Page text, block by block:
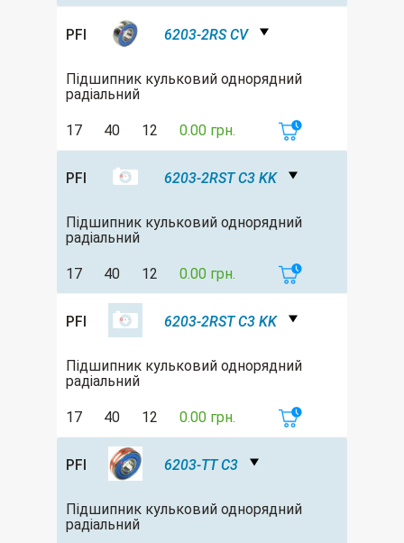
PFI 6203-2RS CV
Підшипник кульковий однорядний
радіальний
17 40 12 0.00 грн.
PFI 6203-2RST C3 KK
Підшипник кульковий однорядний
радіальний
17 40 12 0.00 грн.
PFI 6203-2RST C3 KK
Підшипник кульковий однорядний
радіальний
17 40 12 0.00 грн.
PFI 6203-TT C3
Підшипник кульковий однорядний
радіальний